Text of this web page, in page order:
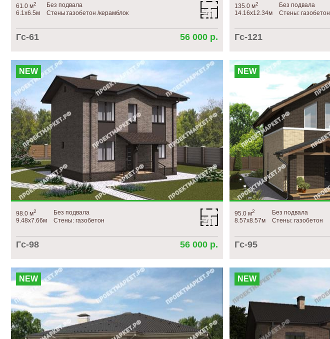
61.0 м2
6.1х6.5м
Без подвала
Стены:газобетон /керамблок
Гс-61 56 000 р.
135.0 м2
14.16х12.34м
Без подвала
Стены: газобетон
Гс-121
NEW
98.0 м2
9.48х7.66м
Без подвала
Стены: газобетон
Гс-98 56 000 р.
NEW
95.0 м2
8.57х8.57м
Без подвала
Стены: газобетон
Гс-95
NEW NEW